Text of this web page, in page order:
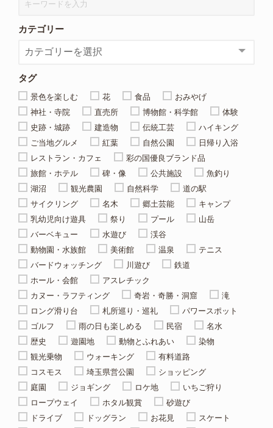
カテゴリー
タグ
景色を楽しむ 花 食品
おみやげ
神社・寺院
直売所 博物館・科学館
体験
史跡・城跡
建造物 伝統工芸
ハイキング
ご当地グルメ
紅葉 自然公園
日帰り入浴
レストラン・カフェ
彩の国優良ブランド品
旅館・ホテル
碑・像 公共施設
魚釣り
湖沼
観光農園 自然科学
道の駅
サイクリング
名木 郷土芸能
キャンプ
乳幼児向け遊具
祭り プール
山岳
バーベキュー
水遊び
渓谷
動物園・水族館
美術館 温泉
テニス
バードウォッチング
川遊び
鉄道
ホール・会館
アスレチック
カヌー・ラフティング
奇岩・奇勝・洞窟
滝
ロング滑り台
札所巡り・巡礼
パワースポット
ゴルフ
雨の日も楽しめる 民宿
名水
歴史
遊園地 動物とふれあい
染物
観光乗物
ウォーキング
有料道路
コスモス
埼玉県営公園
ショッピング
庭園
ジョギング ロケ地
いちご狩り
ロープウェイ
ホタル観賞
砂遊び
ドライブ
ドッグラン お花見
スケート